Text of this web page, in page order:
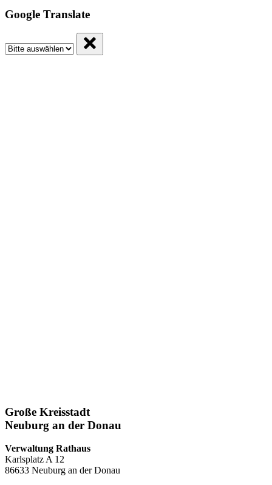
Google Translate
Große Kreisstadt
Neuburg an der Donau
Verwaltung Rathaus
Karlsplatz A 12
86633 Neuburg an der Donau